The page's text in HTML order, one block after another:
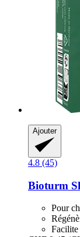
Ajouter
4.8 (45)
Bioturm
Pour
Facilite